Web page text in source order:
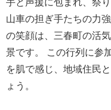
手と声援に包まれ、祭
山車の担ぎ手たちの力
の笑顔は、三春町の活
景です。 この行列に参
を肌で感じ、地域住民
ょう。